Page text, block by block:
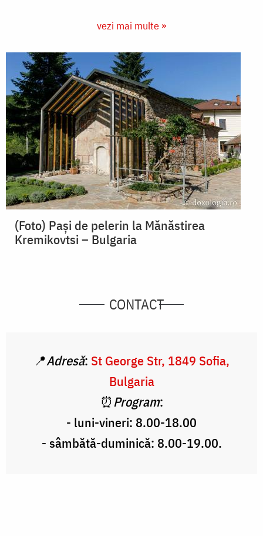
vezi mai multe »
(Foto) Paşi de pelerin la Mănăstirea
Kremikovtsi – Bulgaria
CONTACT
📍Adresă: St George Str, 1849 Sofia,
Bulgaria
⏰Program:
- luni-vineri: 8.00-18.00
- sâmbătă-duminică: 8.00-19.00.